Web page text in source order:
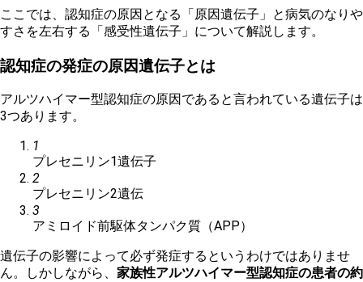
ここでは、認知症の原因となる「原因遺伝子」と病気のなりや
すさを左右する「感受性遺伝子」について解説します。
認知症の発症の原因遺伝子とは
アルツハイマー型認知症の原因であると言われている遺伝子は
3つあります。
1
プレセニリン1遺伝子
2
プレセニリン2遺伝
3
アミロイド前駆体タンパク質（APP）
遺伝子の影響によって必ず発症するというわけではありませ
ん。しかしながら、 家族性アルツハイマー型認知症の患者の約